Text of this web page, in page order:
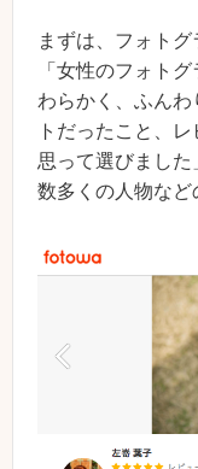
まずは、フォトグ
「女性のフォト
わらかく、ふん
トだったこと、
思って選びまし
数多くの人物な